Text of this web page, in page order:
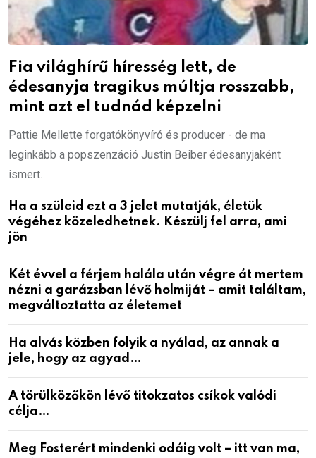
Fia világhírű híresség lett, de
édesanyja tragikus múltja rosszabb,
mint azt el tudnád képzelni
Pattie Mellette forgatókönyvíró és producer - de ma
leginkább a popszenzáció Justin Beiber édesanyjaként
ismert.
Ha a szüleid ezt a 3 jelet mutatják, életük
végéhez közeledhetnek. Készülj fel arra, ami
jön
Két évvel a férjem halála után végre át mertem
nézni a garázsban lévő holmiját – amit találtam,
megváltoztatta az életemet
Ha alvás közben folyik a nyálad, az annak a
jele, hogy az agyad…
A törülközőkön lévő titokzatos csíkok valódi
célja…
Meg Fosterért mindenki odáig volt – itt van ma,